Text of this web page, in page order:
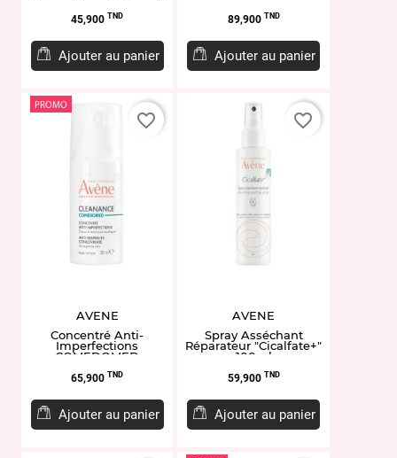
Prix
45,900 TND
Ajouter au panier
Prix
89,900 TND
Ajouter au panier
PROMO
AVENE
Concentré Anti-
Imperfections
COMEDOMED
Prix
65,900 TND
Ajouter au panier
favorite_border
AVENE
Spray Asséchant
Réparateur "Cicalfate+"
100ml
Prix
59,900 TND
Ajouter au panier
favorite_border